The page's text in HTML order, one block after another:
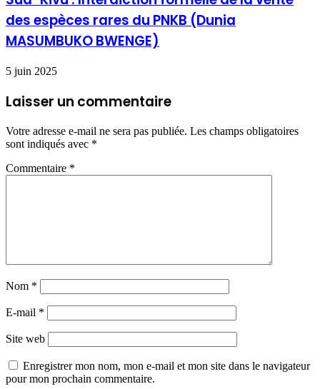
des espèces rares du PNKB (Dunia
MASUMBUKO BWENGE)
5 juin 2025
Laisser un commentaire
Votre adresse e-mail ne sera pas publiée. Les champs obligatoires
sont indiqués avec *
Commentaire *
Nom *
E-mail *
Site web
Enregistrer mon nom, mon e-mail et mon site dans le navigateur
pour mon prochain commentaire.